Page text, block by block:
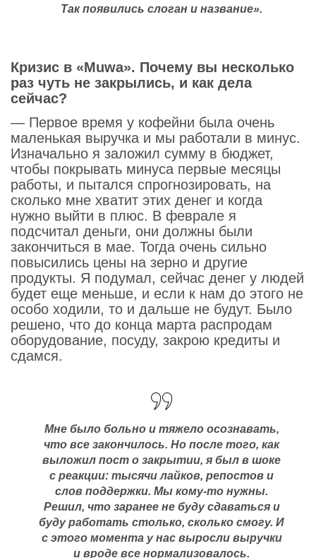
Так появились слоган и название».
Кризис в «Muwa». Почему вы несколько
раз чуть не закрылись, и как дела
сейчас?
— Первое время у кофейни была очень
маленькая выручка и мы работали в минус.
Изначально я заложил сумму в бюджет,
чтобы покрывать минуса первые месяцы
работы, и пытался спрогнозировать, на
сколько мне хватит этих денег и когда
нужно выйти в плюс. В феврале я
подсчитал деньги, они должны были
закончиться в мае. Тогда очень сильно
повысились цены на зерно и другие
продукты. Я подумал, сейчас денег у людей
будет еще меньше, и если к нам до этого не
особо ходили, то и дальше не будут. Было
решено, что до конца марта распродам
оборудование, посуду, закрою кредиты и
сдамся.
Мне было больно и тяжело осознавать,
что все закончилось. Но после того, как
выложил пост о закрытии, я был в шоке
с реакции: тысячи лайков, репостов и
слов поддержки. Мы кому-то нужны.
Решил, что заранее не буду сдаваться и
буду работать столько, сколько смогу. И
с этого момента у нас выросли выручки
и вроде все нормализовалось.